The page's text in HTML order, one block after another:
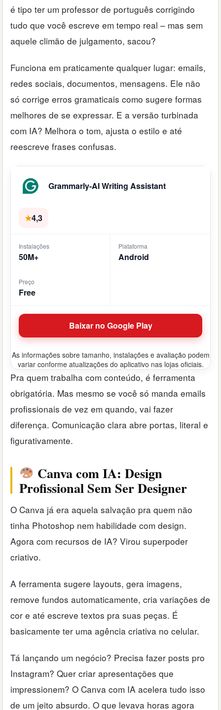
é tipo ter um professor de português corrigindo
tudo que você escreve em tempo real – mas sem
aquele climão de julgamento, sacou?
Funciona em praticamente qualquer lugar: emails,
redes sociais, documentos, mensagens. Ele não
só corrige erros gramaticais como sugere formas
melhores de se expressar. E a versão turbinada
com IA? Melhora o tom, ajusta o estilo e até
reescreve frases confusas.
Grammarly-AI Writing Assistant
★4,3
Instalações
50M+
Plataforma
Android
Preço
Free
Baixar no Google Play
As informações sobre tamanho, instalações e avaliação podem
variar conforme atualizações do aplicativo nas lojas oficiais.
Pra quem trabalha com conteúdo, é ferramenta
obrigatória. Mas mesmo se você só manda emails
profissionais de vez em quando, vai fazer
diferença. Comunicação clara abre portas, literal e
figurativamente.
Canva com IA: Design
Profissional Sem Ser Designer
O Canva já era aquela salvação pra quem não
tinha Photoshop nem habilidade com design.
Agora com recursos de IA? Virou superpoder
criativo.
A ferramenta sugere layouts, gera imagens,
remove fundos automaticamente, cria variações de
cor e até escreve textos pra suas peças. É
basicamente ter uma agência criativa no celular.
Tá lançando um negócio? Precisa fazer posts pro
Instagram? Quer criar apresentações que
impressionem? O Canva com IA acelera tudo isso
de um jeito absurdo. O que levava horas agora